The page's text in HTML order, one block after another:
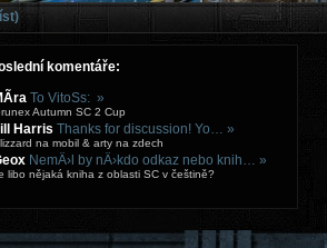
komentáře:
To VitoSs: »
Autumn SC 2 Cup
Harris Thanks for discussion! Yo… »
na mobil & arty na zdech
NemÄ›l by nÄ›kdo odkaz nebo knih… »
libo nějaká kniha z oblasti SC v češtině?